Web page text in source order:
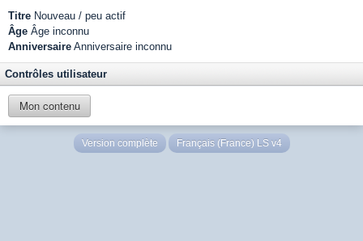
Titre Nouveau / peu actif
Âge Âge inconnu
Anniversaire Anniversaire inconnu
Contrôles utilisateur
Mon contenu
Version complète Français (France) LS v4